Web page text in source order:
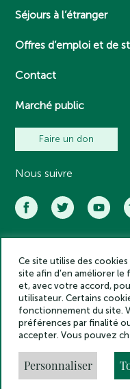
Séjours à l’étranger
Offres d’emploi et de
Contact
Marché public
Faire un don
Nous suivre
Académie des
Ce site utilise des
site afin d’en améliorer
et, avec votre accord,
utilisateur. Certains
fonctionnement du site.
préférences par finalité
accepter. Vous pouvez
Personnaliser